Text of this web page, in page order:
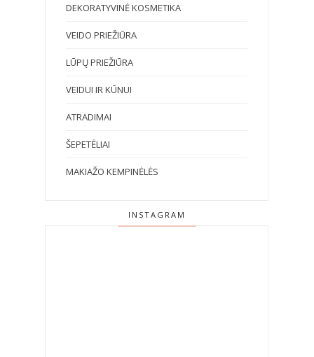
DEKORATYVINĖ KOSMETIKA
VEIDO PRIEŽIŪRA
LŪPŲ PRIEŽIŪRA
VEIDUI IR KŪNUI
ATRADIMAI
ŠEPETĖLIAI
MAKIAŽO KEMPINĖLĖS
INSTAGRAM